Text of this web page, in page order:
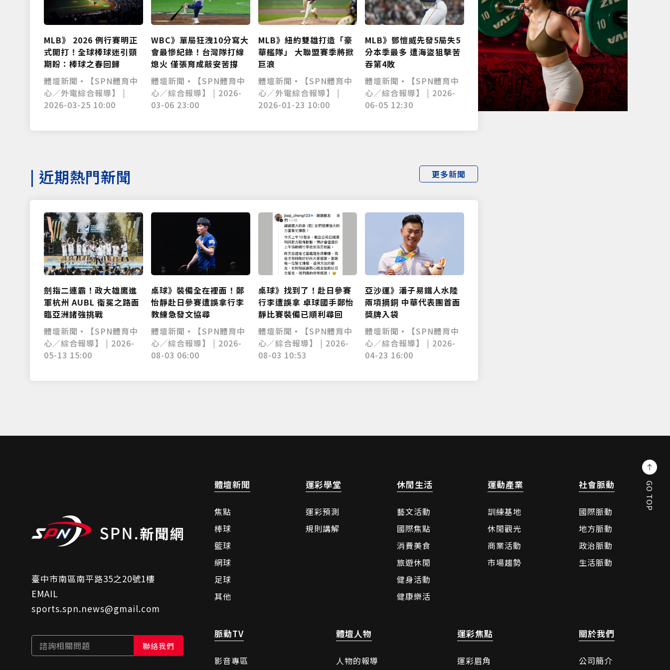
MLB》 2026 例行賽明正
式開打！全球棒球迷引頸
期盼：棒球之春回歸
體壇新聞•【SPN體育中
心／外電綜合報導】 |
2026-03-25 10:00
WBC》單局狂洩10分寫大
會最慘紀錄！台灣隊打線
熄火 僅張育成敲安苦撐
體壇新聞•【SPN體育中
心／綜合報導】 | 2026-
03-06 23:00
MLB》紐約雙雄打造「豪
華艦隊」 大聯盟賽季將掀
巨浪
體壇新聞•【SPN體育中
心／外電綜合報導】 |
2026-01-23 10:00
MLB》鄧愷威先發5局失5
分本季最多 遭海盜狙擊苦
吞第4敗
體壇新聞•【SPN體育中
心／綜合報導】 | 2026-
06-05 12:30
| 近期熱門新聞 更多新聞
劍指二連霸！政大雄鷹進
軍杭州 AUBL 衛冕之路面
臨亞洲諸強挑戰
體壇新聞•【SPN體育中
心／綜合報導】 | 2026-
05-13 15:00
桌球》裝備全在裡面！鄭
怡靜赴日參賽遭誤拿行李
教練急發文協尋
體壇新聞•【SPN體育中
心／綜合報導】 | 2026-
08-03 06:00
桌球》找到了！赴日參賽
行李遭誤拿 卓球國手鄭怡
靜比賽裝備已順利尋回
體壇新聞•【SPN體育中
心／綜合報導】 | 2026-
08-03 10:53
亞沙運》潘子易鐵人水陸
兩項摘銅 中華代表團首面
獎牌入袋
體壇新聞•【SPN體育中
心／綜合報導】 | 2026-
04-23 16:00
臺中市南區南平路35之20號1樓
EMAIL
sports.spn.news@gmail.com
諮詢相關問題 聯絡我們
體壇新聞
焦點
棒球
籃球
網球
足球
其他
運彩學堂
運彩預測
規則講解
休閒生活
藝文活動
國際焦點
消費美食
旅遊休閒
健身活動
健康樂活
運動產業
訓練基地
休閒觀光
商業活動
市場趨勢
社會脈動
國際脈動
地方脈動
政治脈動
生活脈動
脈動TV
影音專區
體壇人物
人物的報導
運彩焦點
運彩眉角
關於我們
公司簡介
GO TOP
僅必需的 同意